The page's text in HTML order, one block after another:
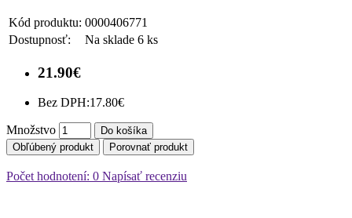
Kód produktu: 0000406771
Dostupnosť:
Na sklade 6 ks
21.90€
Bez DPH:17.80€
Množstvo
Do košíka
Obľúbený produkt
Porovnať produkt
Počet hodnotení: 0 Napísať recenziu